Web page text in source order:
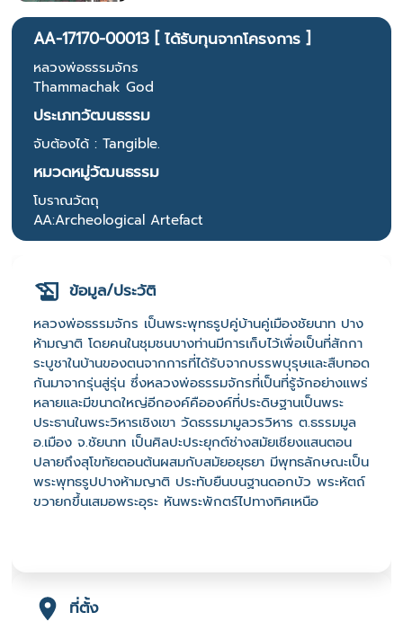
AA-17170-00013 [ ได้รับทุนจากโครงการ ]
หลวงพ่อธรรมจักร
Thammachak God
ประเภทวัฒนธรรม
จับต้องได้ : Tangible.
หมวดหมู่วัฒนธรรม
โบราณวัตถุ
AA:Archeological Artefact
ข้อมูล/ประวัติ
หลวงพ่อธรรมจักร เป็นพระพุทธรูปคู่บ้านคู่เมืองชัยนาท ปาง
ห้ามญาติ โดยคนในชุมชนบางท่านมีการเก็บไว้เพื่อเป็นที่สักกา
ระบูชาในบ้านของตนจากการที่ได้รับจากบรรพบุรุษและสืบทอด
กันมาจากรุ่นสู่รุ่น ซึ่งหลวงพ่อธรรมจักรที่เป็นที่รู้จักอย่างแพร่
หลายและมีขนาดใหญ่อีกองค์คือองค์ที่ประดิษฐานเป็นพระ
ประธานในพระวิหารเชิงเขา วัดธรรมามูลวรวิหาร ต.ธรรมมูล
อ.เมือง จ.ชัยนาท เป็นศิลปะประยุกต์ช่างสมัยเชียงแสนตอน
ปลายถึงสุโขทัยตอนต้นผสมกับสมัยอยุธยา มีพุทธลักษณะเป็น
พระพุทธรูปปางห้ามญาติ ประทับยืนบนฐานดอกบัว พระหัตถ์
ขวายกขึ้นเสมอพระอุระ หันพระพักตร์ไปทางทิศเหนือ
ที่ตั้ง